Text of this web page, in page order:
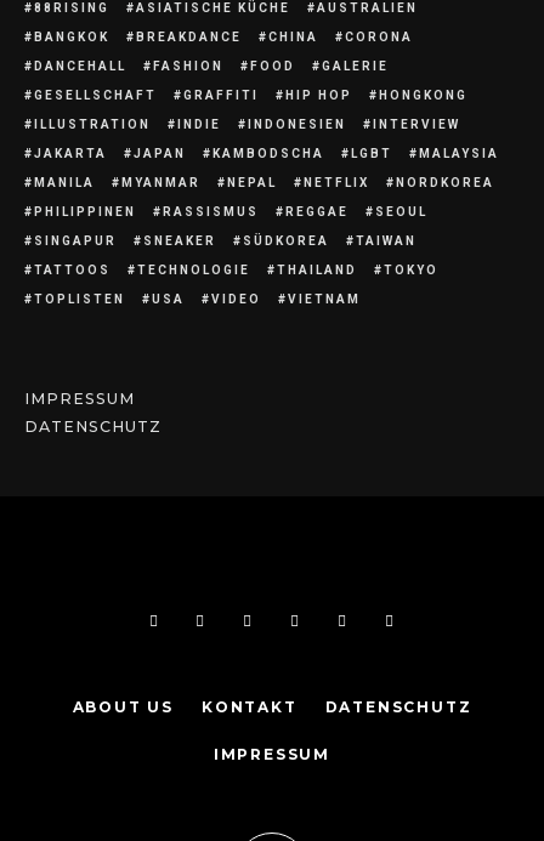
88RISING ASIATISCHE KÜCHE AUSTRALIEN
BANGKOK BREAKDANCE CHINA CORONA
DANCEHALL FASHION FOOD GALERIE
GESELLSCHAFT GRAFFITI HIP HOP HONGKONG
ILLUSTRATION INDIE INDONESIEN INTERVIEW
JAKARTA JAPAN KAMBODSCHA LGBT MALAYSIA
MANILA MYANMAR NEPAL NETFLIX NORDKOREA
PHILIPPINEN RASSISMUS REGGAE SEOUL
SINGAPUR SNEAKER SÜDKOREA TAIWAN
TATTOOS TECHNOLOGIE THAILAND TOKYO
TOPLISTEN USA VIDEO VIETNAM
IMPRESSUM
DATENSCHUTZ
ABOUT US KONTAKT DATENSCHUTZ
IMPRESSUM